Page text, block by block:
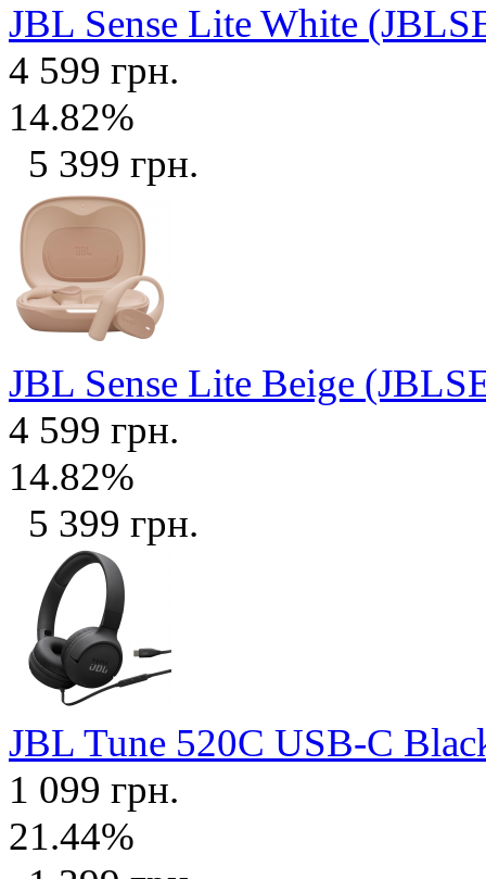
JBL Sense Lite White
4 599 грн.
14.82%
5 399 грн.
JBL Sense Lite Beige
4 599 грн.
14.82%
5 399 грн.
JBL Tune 520C USB-C
1 099 грн.
21.44%